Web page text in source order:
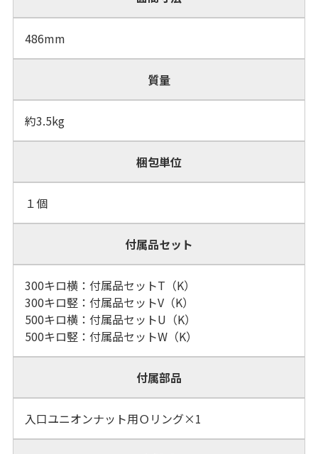
486mm
質量
約3.5kg
梱包単位
１個
付属品セット
300キロ横：付属品セットT（K）
300キロ竪：付属品セットV（K）
500キロ横：付属品セットU（K）
500キロ竪：付属品セットW（K）
付属部品
入口ユニオンナット用Ｏリング×1